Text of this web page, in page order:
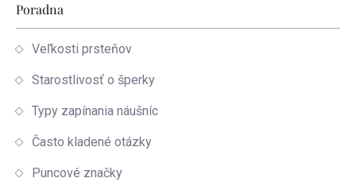
Poradna
Veľkosti prsteňov
Starostlivosť o šperky
Typy zapínania náušníc
Často kladené otázky
Puncové značky